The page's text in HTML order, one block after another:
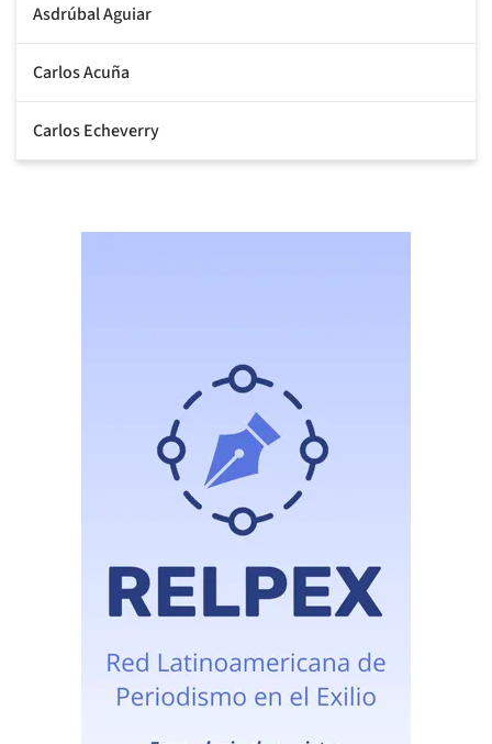
Asdrúbal Aguiar
Carlos Acuña
Carlos Echeverry